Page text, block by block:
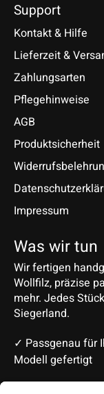
Support
Kontakt & Hilfe
Lieferzeit &
Zahlungsarten
Pflegehinweise
AGB
Produktsicherheit
Impressum
Was wir tun
Wir fertigen
Wollfilz, präzise
mehr. Jedes
Siegerland.
✓ Passgenau für
Modell gefertigt